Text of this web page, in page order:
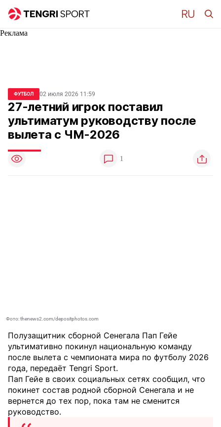
Реклама
ФУТБОЛ 02 июля 2026 11:59
27-летний игрок поставил
ультиматум руководству после
вылета с ЧМ-2026
1
Фото: thenews2.com/depositphotos.com
Полузащитник сборной Сенегала Пап Гейе
ультимативно покинул национальную команду
после вылета с чемпионата мира по футболу 2026
года, передаёт Tengri Sport.
Пап Гейе в своих социальных сетях сообщил, что
покинет состав родной сборной Сенегала и не
вернется до тех пор, пока там не сменится
руководство.